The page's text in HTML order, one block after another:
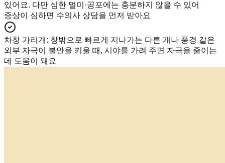
있어요. 다만 심한 멀미·공포에는 충분하지 않을 수 있어
증상이 심하면 수의사 상담을 먼저 받아요
차창 가리개 : 창밖으로 빠르게 지나가는 다른 개나 풍경 같은
외부 자극이 불안을 키울 때, 시야를 가려 주면 자극을 줄이는
데 도움이 돼요